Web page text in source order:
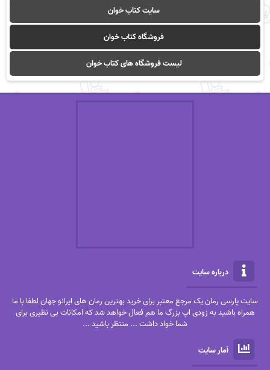
سایت کتاب خوان
فروشگاه کتاب خوان
لیست فروشگاه های کتاب خوان
درباره سایت
سایت پارسی رمان یک مرجع معتبر برای خرید بهترین رمان های ایرانو جهان لطفا با ما
همراه باشید به زودی اپ بزرگ ما هم فعال خواهد شد که امکانات بی نظیری برای
شما خواد داشت ... منتظر باشید ...
آمار سایت